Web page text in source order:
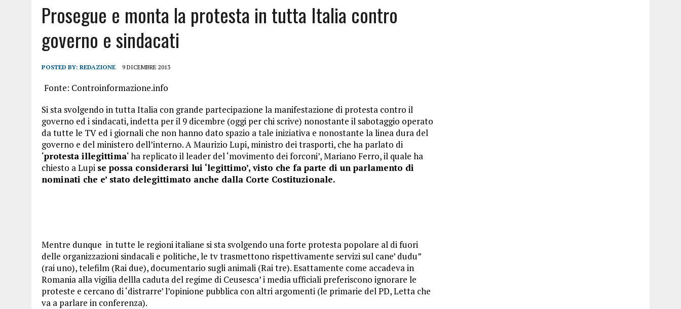
SOPRA LE NOSTRE TESTE: PERCHÉ CHIAMARLE “SCIE DI CONDENSA” NEL 2026 È UNA MENZOGNA
Prosegue e monta la protesta in tutta Italia contro
governo e sindacati
POSTED BY: REDAZIONE 9 DICEMBRE 2013
Fonte: Controinformazione.info
Si sta svolgendo in tutta Italia con grande partecipazione la manifestazione di protesta contro il
governo ed i sindacati, indetta per il 9 dicembre (oggi per chi scrive) nonostante il sabotaggio operato
da tutte le TV ed i giornali che non hanno dato spazio a tale iniziativa e nonostante la linea dura del
governo e del ministero dell’interno. A Maurizio Lupi, ministro dei trasporti, che ha parlato di
‘protesta illegittima‘ ha replicato il leader del ‘movimento dei forconi’, Mariano Ferro, il quale ha
chiesto a Lupi se possa considerarsi lui ‘legittimo’, visto che fa parte di un parlamento di
nominati che e’ stato delegittimato anche dalla Corte Costituzionale.
Mentre dunque in tutte le regioni italiane si sta svolgendo una forte protesta popolare al di fuori
delle organizzazioni sindacali e politiche, le tv trasmettono rispettivamente servizi sul cane’ dudu”
(rai uno), telefilm (Rai due), documentario sugli animali (Rai tre). Esattamente come accadeva in
Romania alla vigilia dellla caduta del regime di Ceusesca’ i media ufficiali preferiscono ignorare le
proteste e cercano di ‘distrarre’ l’opinione pubblica con altri argomenti (le primarie del PD, Letta che
va a parlare in conferenza).